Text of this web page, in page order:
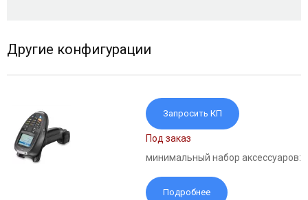
Другие конфигурации
Запросить КП
Под заказ
минимальный набор аксессуаров:
Подробнее